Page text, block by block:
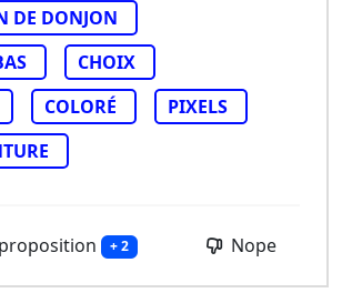
DE DONJON
CHOIX
COLORÉ
PIXELS
+ 2 Nope